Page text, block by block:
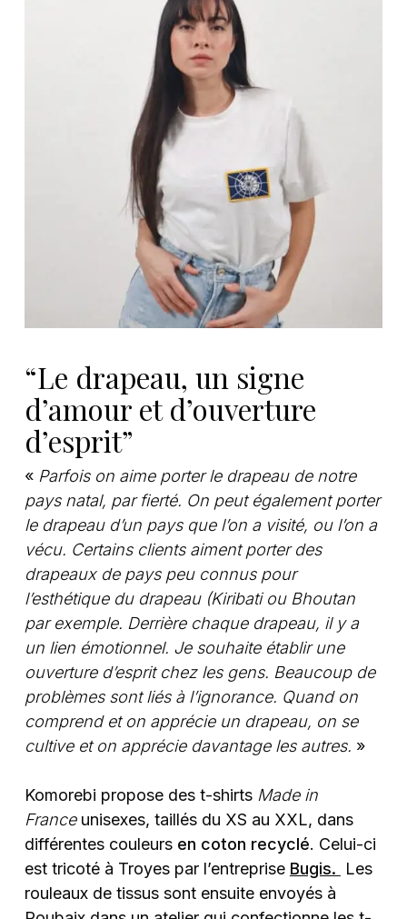
“Le drapeau, un signe
d’amour et d’ouverture
d’esprit”
« Parfois on aime porter le drapeau de notre
pays natal, par fierté. On peut également porter
le drapeau d’un pays que l’on a visité, ou l’on a
vécu. Certains clients aiment porter des
drapeaux de pays peu connus pour
l’esthétique du drapeau (Kiribati ou Bhoutan
par exemple. Derrière chaque drapeau, il y a
un lien émotionnel. Je souhaite établir une
ouverture d’esprit chez les gens. Beaucoup de
problèmes sont liés à l’ignorance. Quand on
comprend et on apprécie un drapeau, on se
cultive et on apprécie davantage les autres. »
Komorebi propose des t-shirts Made in
France unisexes, taillés du XS au XXL, dans
différentes couleurs en coton recyclé. Celui-ci
est tricoté à Troyes par l’entreprise Bugis.
Les
rouleaux de tissus sont ensuite envoyés à